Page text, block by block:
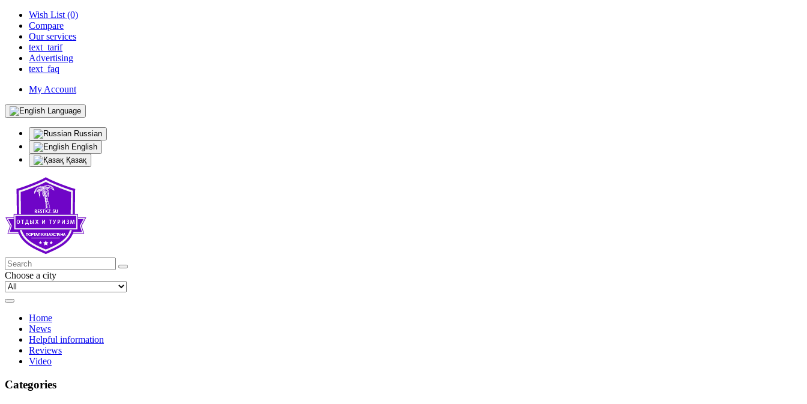
Wish List (0)
Compare
Our services
text_tarif
Advertising
text_faq
My Account
Language
Russian
English
Қазақ
Choose a city
Home
News
Helpful information
Reviews
Video
Categories